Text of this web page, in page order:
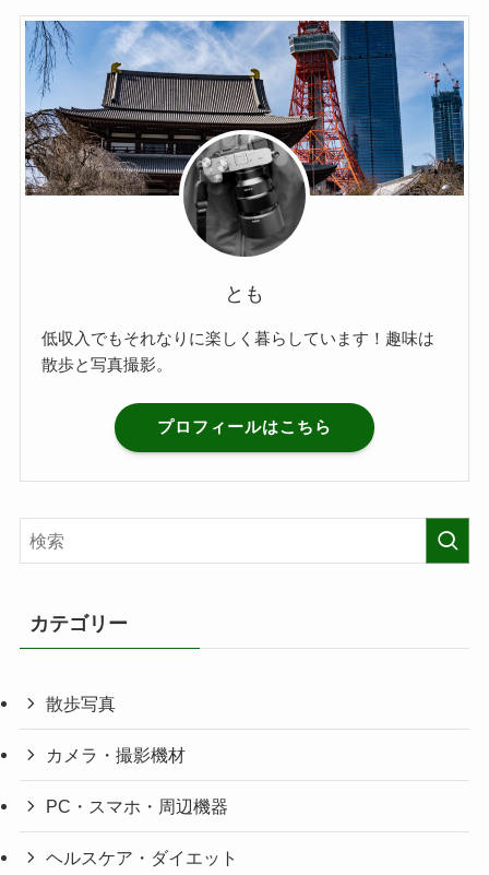
とも
低収入でもそれなりに楽しく暮らしています！趣味は
散歩と写真撮影。
プロフィールはこちら
カテゴリー
散歩写真
カメラ・撮影機材
PC・スマホ・周辺機器
ヘルスケア・ダイエット